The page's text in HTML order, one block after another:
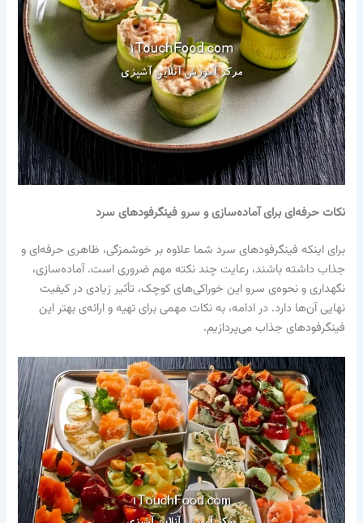
نکات حرفه‌ای برای آماده‌سازی و سرو فینگرفودهای سرد
برای اینکه فینگرفودهای سرد شما علاوه بر خوشمزگی، ظاهری حرفه‌ای و
جذاب داشته باشند، رعایت چند نکته مهم ضروری است. آماده‌سازی،
نگهداری و نحوه‌ی سرو این خوراکی‌های کوچک، تأثیر زیادی در کیفیت
نهایی آن‌ها دارد. در ادامه، به نکات مهمی برای تهیه و ارائه‌ی بهتر این
فینگرفودهای جذاب می‌پردازیم.